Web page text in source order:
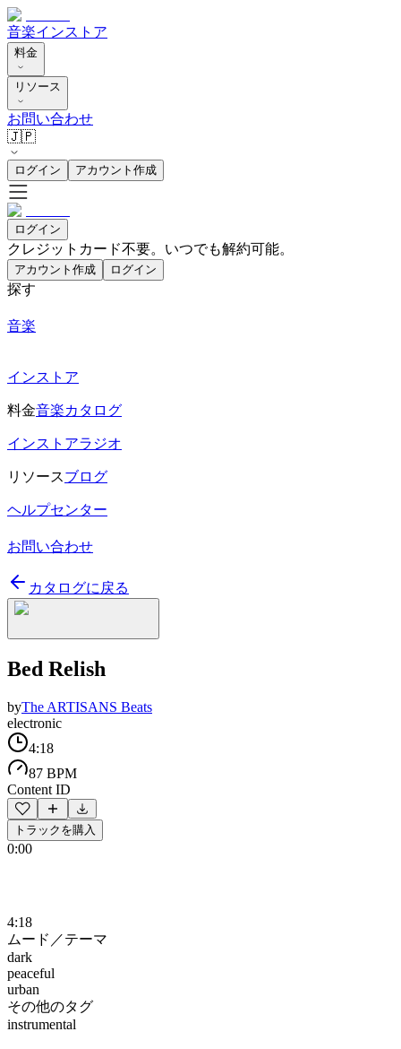
音楽インストア
料金
リソース
お問い合わせ
🇯🇵
ログイン アカウント作成
ログイン
クレジットカード不要。いつでも解約可能。
アカウント作成 ログイン
探す
音楽
インストア
料金音楽カタログ
インストアラジオ
リソースブログ
ヘルプセンター
お問い合わせ
カタログに戻る
Bed Relish
byThe ARTISANS Beats
electronic
4:18
87 BPM
Content ID
トラックを購入
0:00
4:18
ムード／テーマ
dark
peaceful
urban
その他のタグ
instrumental